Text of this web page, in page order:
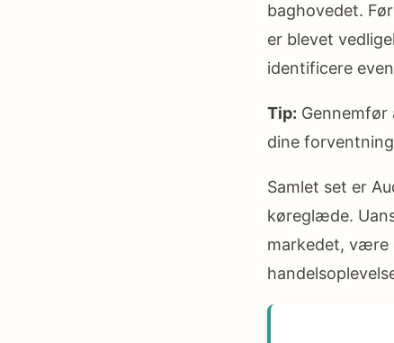
baghovedet.
er blevet
identificere
Tip:
dine
Samlet set er
køreglæde.
markedet, være